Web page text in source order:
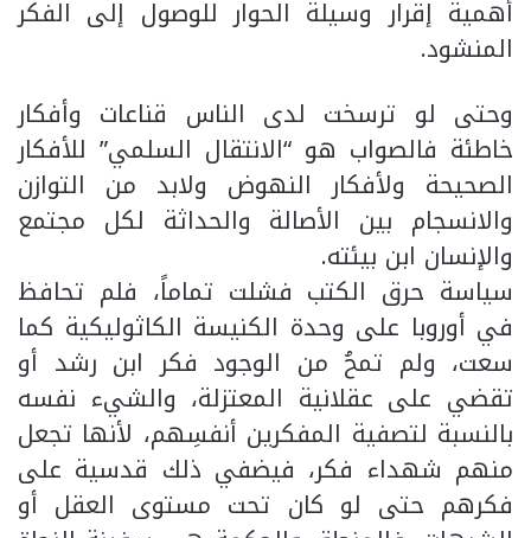
أهمية إقرار وسيلة الحوار للوصول إلى الفكر
المنشود.
وحتى لو ترسخت لدى الناس قناعات وأفكار
خاطئة فالصواب هو “الانتقال السلمي” للأفكار
الصحيحة ولأفكار النهوض ولابد من التوازن
والانسجام بين الأصالة والحداثة لكل مجتمع
والإنسان ابن بيئته.
سياسة حرق الكتب فشلت تماماً، فلم تحافظ
في أوروبا على وحدة الكنيسة الكاثوليكية كما
سعت، ولم تمحُ من الوجود فكر ابن رشد أو
تقضي على عقلانية المعتزلة، والشيء نفسه
بالنسبة لتصفية المفكرين أنفسِهم، لأنها تجعل
منهم شهداء فكر، فيضفي ذلك قدسية على
فكرهم حتى لو كان تحت مستوى العقل أو